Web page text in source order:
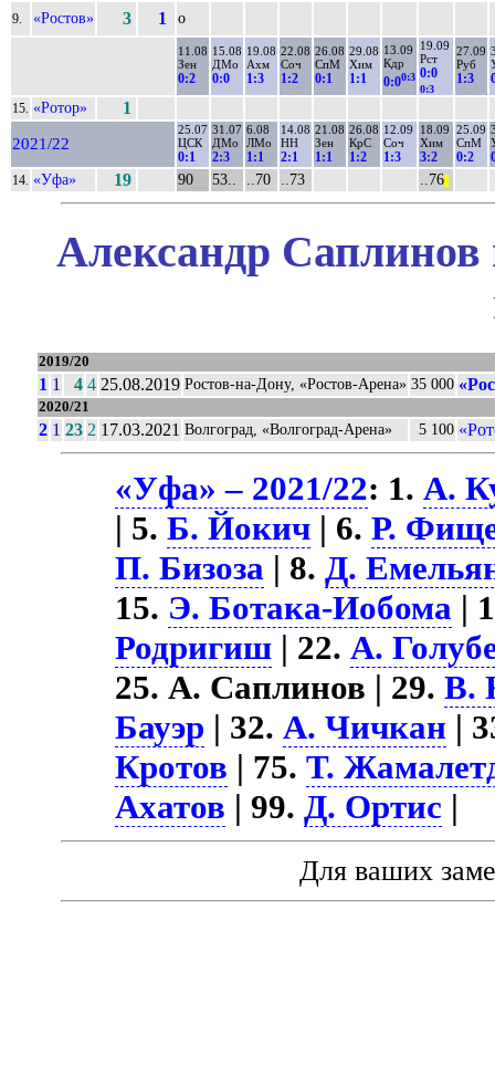
9. «Ростов» 3 1 о
11.08
Зен
0:2
15.08
ДМо
0:0
19.08
Ахм
1:3
22.08
Соч
1:2
26.08
СпМ
0:1
29.08
Хим
1:1
13.09
Кдр
0:00:3
19.09
Рст
0:0
0:3
27.09
Руб
1:3
15. «Ротор» 1
2021/22
25.07
ЦСК
0:1
31.07
ДМо
2:3
6.08
ЛМо
1:1
14.08
НН
2:1
21.08
Зен
1:1
26.08
КрС
1:2
12.09
Соч
1:3
18.09
Хим
3:2
25.09
СпМ
0:2
14. «Уфа» 19 90 53.. ..70 ..73 ..76
Александр Саплинов
2019/20
1 1 4 4 25.08.2019 Ростов-на-Дону, «Ростов-Арена» 35 000
2020/21
2 1 23 2 17.03.2021 Волгоград, «Волгоград-Арена» 5 100
«Уфа» – 2021/22: 1.А.
| 5.Б. Йокич | 6.Р.
П. Бизоза | 8.Д.
15. Э. Ботака-Иобома |
Родригиш | 22.А.
25. А. Саплинов | 29.В.
Бауэр | 32.А. Чичкан |
Кротов | 75.Т.
Ахатов | 99.Д. Ортис |
Для ваших